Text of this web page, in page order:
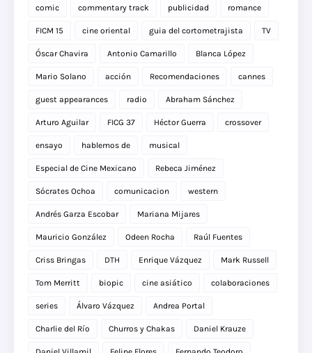
comic commentary track publicidad romance
FICM 15 cine oriental guia del cortometrajista TV
Óscar Chavira Antonio Camarillo Blanca López
Mario Solano acción Recomendaciones cannes
guest appearances radio Abraham Sánchez
Arturo Aguilar FICG 37 Héctor Guerra crossover
ensayo hablemos de musical
Especial de Cine Mexicano Rebeca Jiménez
Sócrates Ochoa comunicacion western
Andrés Garza Escobar Mariana Mijares
Mauricio González Odeen Rocha Raúl Fuentes
Criss Bringas DTH Enrique Vázquez Mark Russell
Tom Merritt biopic cine asiático colaboraciones
series Álvaro Vázquez Andrea Portal
Charlie del Río Churros y Chakas Daniel Krauze